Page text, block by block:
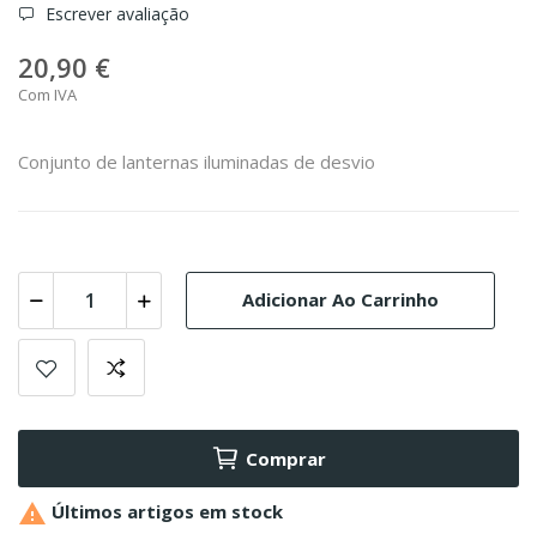
Escrever avaliação
20,90 €
Com IVA
Conjunto de lanternas iluminadas de desvio
Adicionar Ao Carrinho
Comprar
 Últimos artigos em stock